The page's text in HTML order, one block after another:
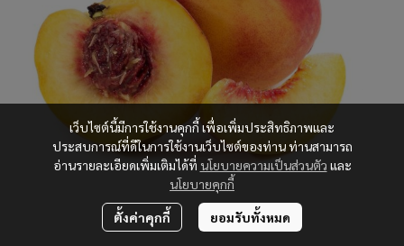
เว็บไซต์นี้มีการใช้งานคุกกี้ เพื่อเพิ่มประสิทธิภาพและ
ประสบการณ์ที่ดีในการใช้งานเว็บไซต์ของท่าน ท่านสามารถ
อ่านรายละเอียดเพิ่มเติมได้ที่ นโยบายความเป็นส่วนตัว และ
นโยบายคุกกี้
ตั้งค่าคุกกี้ ยอมรับทั้งหมด